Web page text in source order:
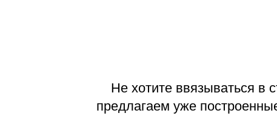
Не хотите ввязываться в
предлагаем уже